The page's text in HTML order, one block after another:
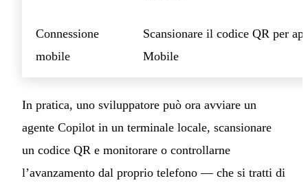
Connessione
mobile
Scansionare il codice QR per
Mobile
In pratica, uno sviluppatore può ora avviare un
agente Copilot in un terminale locale, scansionare
un codice QR e monitorare o controllarne
l’avanzamento dal proprio telefono — che si tratti di